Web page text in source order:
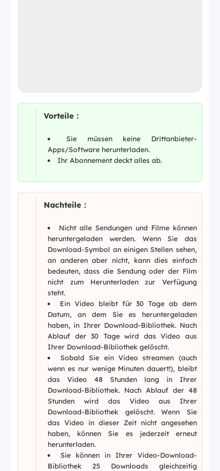
Vorteile：
Sie müssen keine Drittanbieter-
Apps/Software herunterladen.
Ihr Abonnement deckt alles ab.
Nachteile：
Nicht alle Sendungen und Filme können
heruntergeladen werden. Wenn Sie das
Download-Symbol an einigen Stellen sehen,
an anderen aber nicht, kann dies einfach
bedeuten, dass die Sendung oder der Film
nicht zum Herunterladen zur Verfügung
steht.
Ein Video bleibt für 30 Tage ab dem
Datum, an dem Sie es heruntergeladen
haben, in Ihrer Download-Bibliothek. Nach
Ablauf der 30 Tage wird das Video aus
Ihrer Download-Bibliothek gelöscht.
Sobald Sie ein Video streamen (auch
wenn es nur wenige Minuten dauert!), bleibt
das Video 48 Stunden lang in Ihrer
Download-Bibliothek. Nach Ablauf der 48
Stunden wird das Video aus Ihrer
Download-Bibliothek gelöscht. Wenn Sie
das Video in dieser Zeit nicht angesehen
haben, können Sie es jederzeit erneut
herunterladen.
Sie können in Ihrer Video-Download-
Bibliothek 25 Downloads gleichzeitig